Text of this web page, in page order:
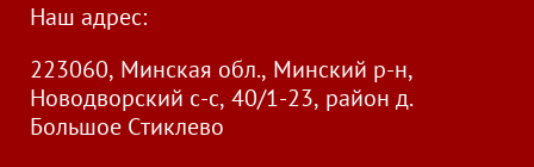
Наш адрес:
223060, Минская обл., Минский р-н,
Новодворский с-с, 40/1-23, район д.
Большое Стиклево